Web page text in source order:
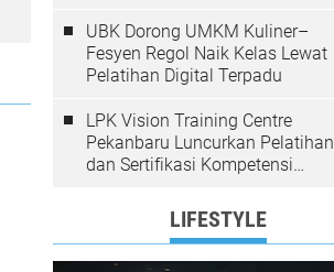
UBK Dorong UMKM Kuliner–
Fesyen Regol Naik Kelas Lewat
Pelatihan Digital Terpadu
LPK Vision Training Centre
Pekanbaru Luncurkan Pelatihan
dan Sertifikasi Kompetensi
LIFESTYLE